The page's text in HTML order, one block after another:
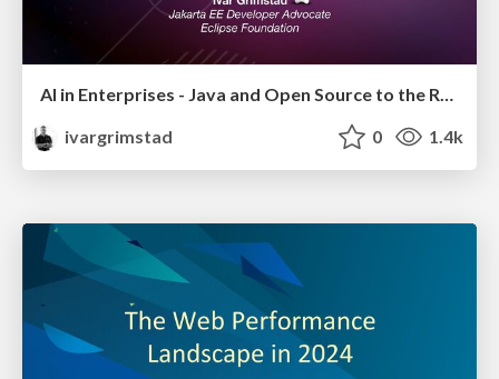
AI in Enterprises - Java and Open Source to the Rescue
ivargrimstad
0 1.4k